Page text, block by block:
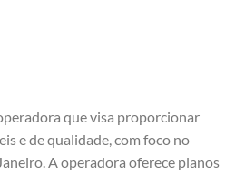
que visa proporcionar
e de qualidade, com foco no
A operadora oferece planos